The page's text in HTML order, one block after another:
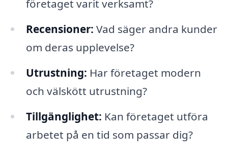
företaget varit verksamt?
Recensioner: Vad säger andra kunder
om deras upplevelse?
Utrustning: Har företaget modern
och välskött utrustning?
Tillgänglighet: Kan företaget utföra
arbetet på en tid som passar dig?